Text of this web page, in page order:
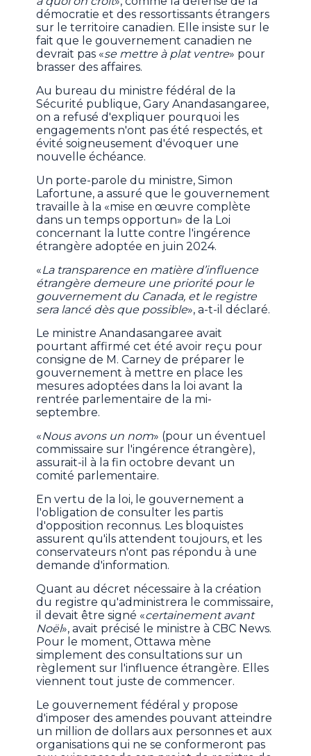
démocratie et des ressortissants étrangers
sur le territoire canadien. Elle insiste sur le
fait que le gouvernement canadien ne
devrait pas «se mettre à plat ventre» pour
brasser des affaires.
Au bureau du ministre fédéral de la
Sécurité publique, Gary Anandasangaree,
on a refusé d'expliquer pourquoi les
engagements n'ont pas été respectés, et
évité soigneusement d'évoquer une
nouvelle échéance.
Un porte-parole du ministre, Simon
Lafortune, a assuré que le gouvernement
travaille à la «mise en œuvre complète
dans un temps opportun» de la Loi
concernant la lutte contre l'ingérence
étrangère adoptée en juin 2024.
«La transparence en matière d’influence
étrangère demeure une priorité pour le
gouvernement du Canada, et le registre
sera lancé dès que possible», a-t-il déclaré.
Le ministre Anandasangaree avait
pourtant affirmé cet été avoir reçu pour
consigne de M. Carney de préparer le
gouvernement à mettre en place les
mesures adoptées dans la loi avant la
rentrée parlementaire de la mi-
septembre.
«Nous avons un nom» (pour un éventuel
commissaire sur l'ingérence étrangère),
assurait-il à la fin octobre devant un
comité parlementaire.
En vertu de la loi, le gouvernement a
l'obligation de consulter les partis
d'opposition reconnus. Les bloquistes
assurent qu'ils attendent toujours, et les
conservateurs n'ont pas répondu à une
demande d'information.
Quant au décret nécessaire à la création
du registre qu'administrera le commissaire,
il devait être signé «certainement avant
Noël», avait précisé le ministre à CBC News.
Pour le moment, Ottawa mène
simplement des consultations sur un
règlement sur l'influence étrangère. Elles
viennent tout juste de commencer.
Le gouvernement fédéral y propose
d'imposer des amendes pouvant atteindre
un million de dollars aux personnes et aux
organisations qui ne se conformeront pas